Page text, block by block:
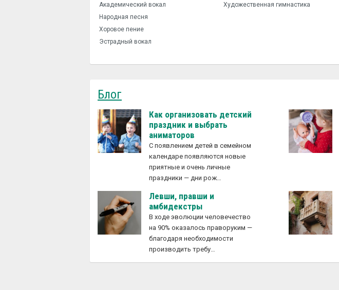
Академический вокал
Народная песня
Хоровое пение
Эстрадный вокал
Художественная гимнастика
Блог
Как организовать детский
праздник и выбрать
аниматоров
С появлением детей в семейном
календаре появляются новые
приятные и очень личные
праздники — дни рож…
Левши, правши и
амбидекстры
В ходе эволюции человечество
на 90% оказалось праворуким —
благодаря необходимости
производить требу…